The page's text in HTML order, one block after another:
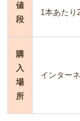
値
段
1本あたり
購
入
場
所
インター